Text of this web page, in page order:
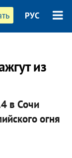
РУС
из
в Сочи
огня